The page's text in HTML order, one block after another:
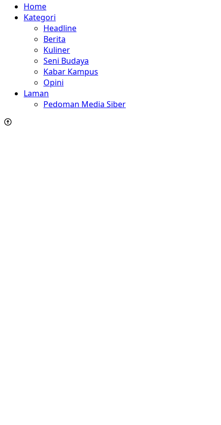
Home
Kategori
Headline
Berita
Kuliner
Seni Budaya
Kabar Kampus
Opini
Laman
Pedoman Media Siber